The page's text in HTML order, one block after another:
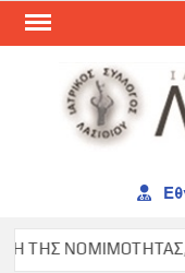
Skip
ΝΟΜΙΜΟΤΗΤΑΣ,